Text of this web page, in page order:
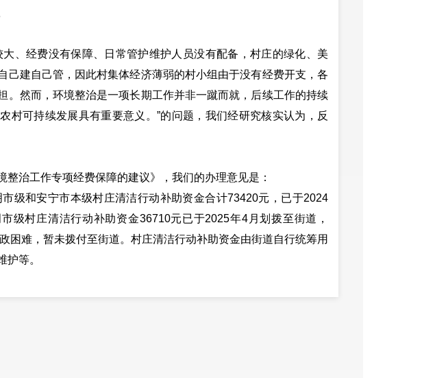
、经费没有保障、日常管护维护人员没有配备，村庄的绿化、美
己建自己管，因此村集体经济薄弱的村小组由于没有经费开支，各
。然而，环境整治是一项长期工作并非一蹴而就，后续工作的持续
村可持续发展具有重要意义。”的问题，我们经研究核实认为，反
整治工作专项经费保障的建议》，我们的办理意见是：
级和安宁市本级村庄清洁行动补助资金合计73420元，已于2024
级村庄清洁行动补助资金36710元已于2025年4月划拨至街道，
困难，暂未拨付至街道。村庄清洁行动补助资金由街道自行统筹用
护等。
助保洁员和垃圾清运等。